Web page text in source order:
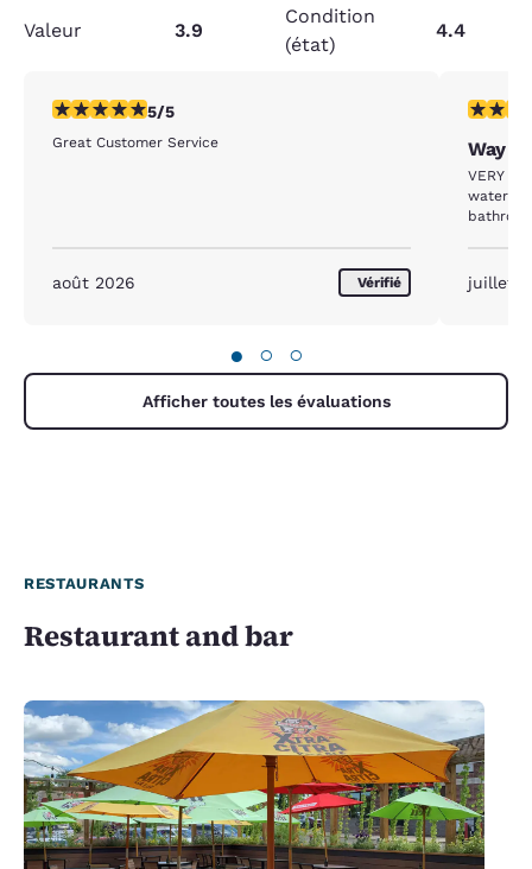
Valeur
3.9
Condition
(état)
4.4
5 étoiles. Exceptionnel. 1 commentaire
5/5
Great Customer Service
août 2026 Vérifié
1 étoile.
Way
VERY
water
juillet
● ○ ○
Afficher toutes les évaluations
RESTAURANTS
Restaurant and bar